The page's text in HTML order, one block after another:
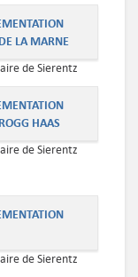
LA MARNE
de Sierentz
HAAS
de Sierentz
de Sierentz